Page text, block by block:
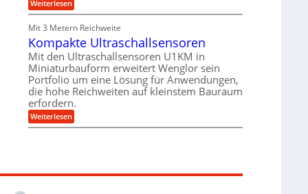
e
n
w
i
c
k
e
l
t
g
e
l
l
a
g
e
r
l
U
m
s
a
t
z
k
n
a
p
p
V
Weiterlesen:
M
s
c
h
i
n
e
n
b
a
u
:
c
Mit 3 Metern Reichweite
Kompakte Ultraschallsensoren
Mit den Ultraschallsensoren U1KM in
Miniaturbauform erweitert Wenglor sein
Portfolio um eine Lösung für Anwendungen,
die hohe Reichweiten auf kleinstem Bauraum
erfordern.
Weiterlesen:
K
k